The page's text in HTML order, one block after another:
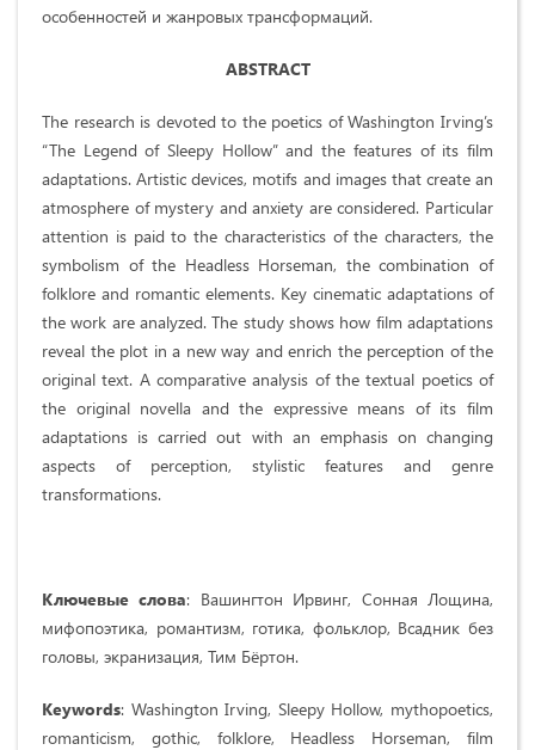
особенностей и жанровых трансформаций.
ABSTRACT
The research is devoted to the poetics of Washington Irving’s
“The Legend of Sleepy Hollow” and the features of its film
adaptations. Artistic devices, motifs and images that create an
atmosphere of mystery and anxiety are considered. Particular
attention is paid to the characteristics of the characters, the
symbolism of the Headless Horseman, the combination of
folklore and romantic elements. Key cinematic adaptations of
the work are analyzed. The study shows how film adaptations
reveal the plot in a new way and enrich the perception of the
original text. A comparative analysis of the textual poetics of
the original novella and the expressive means of its film
adaptations is carried out with an emphasis on changing
aspects of perception, stylistic features and genre
transformations.
Ключевые слова: Вашингтон Ирвинг, Сонная Лощина,
мифопоэтика, романтизм, готика, фольклор, Всадник без
головы, экранизация, Тим Бёртон.
Keywords: Washington Irving, Sleepy Hollow, mythopoetics,
romanticism, gothic, folklore, Headless Horseman, film